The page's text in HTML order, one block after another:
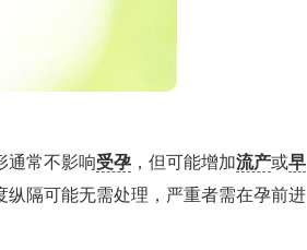
通常不影响受孕 ，但可能增加流产或早
纵隔可能无需处理，严重者需在孕前进